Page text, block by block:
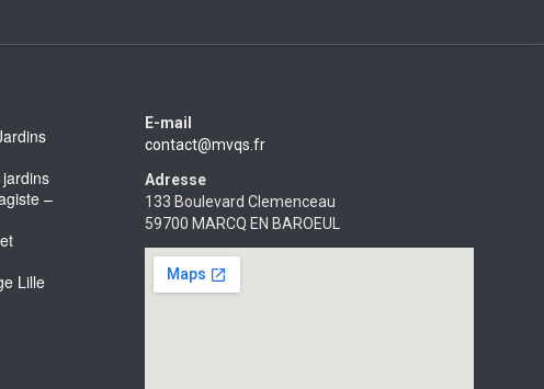
–
Lille
E-mail
contact@mvqs.fr
Adresse
133 Boulevard Clemenceau
59700 MARCQ EN BAROEUL